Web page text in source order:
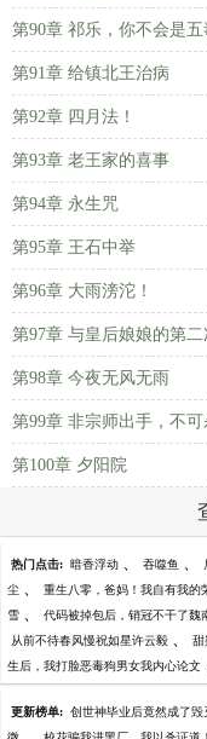
第90章 祁乐，你不会是
第91章 给镇北王治病
第92章 四月法！
第93章 老王家的喜事
第94章 永生咒
第95章 王石中举
第96章 大雨滂沱！
第97章 与皇后娘娘的第二
第98章 今夜无风无雨
第99章 非宗师出手，不可
第100章 夕阳院
热门点击: 暗香浮动 、 吞噬鱼 、
尘 、 重生八零，爸妈！我自有我的
雪 、 代码被掉包后，销冠不干了魏
从前不待春风慢祝如星许云毅 、 甜
生后，我打脸恶毒狗男女我内心论文
更新榜单: 创世神毕业后竟然成了毁